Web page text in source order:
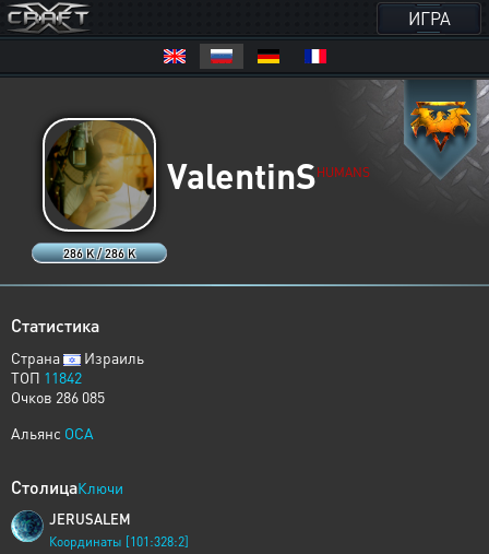
ИГРА
286 K / 286 K
ValentinSHUMANS
Статистика
Страна
Израиль
ТОП 11842
Очков 286 085
Альянс OCA
СтолицаКлючи
JERUSALEM
Координаты [101:328:2]